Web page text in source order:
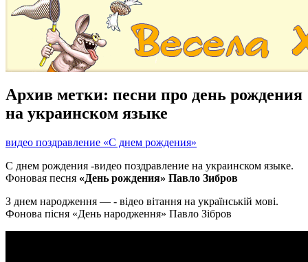
Архив метки: песни про день рождения
на украинском языке
видео поздравление «С днем рождения»
С днем рождения -видео поздравление на украинском языке.
Фоновая песня «День рождения» Павло Зибров
З днем народження — - відео вітання на українській мові.
Фонова пісня «День народження» Павло Зібров